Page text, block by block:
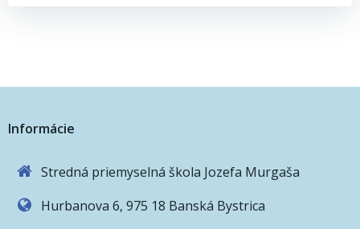
Informácie
Stredná priemyselná škola Jozefa Murgaša
Hurbanova 6, 975 18 Banská Bystrica